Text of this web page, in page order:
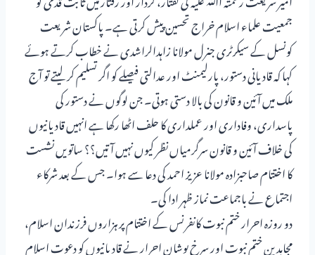
جمعیت علماء اسلام خراج تحسین پیش کرتی ہے۔ پاکستان شریعت
کونسل کے سیکرٹری جنرل مولانا زاہدالراشدی نے خطاب کرتے ہوئے
کہا کہ قادیانی دستور، پارلیمنٹ اور عدالتی فیصلے کو اگر تسلیم کر لیتے تو آج
ملک میں آئین و قانون کی بالا دستی ہوتی۔ جن لوگوں نے دستور کی
پاسداری، وفاداری اور عملداری کا حلف اٹھا رکھا ہے انہیں قادیانیوں
کی خلاف آئین و قانون سرگرمیاں نظر کیوں نہیں آتیں؟؟ ساتویں نشست
کا اختتام صاحبزادہ مولانا عزیز احمد کی دعا سے ہوا۔ جس کے بعد شرکاء
اجتماع نے باجماعت نماز ظہر ادا کی۔
دو روزہ احرار ختم نبوت کانفرنس کے اختتام پر ہزاروں فرزندان اسلام،
مجاہدین ختم نبوت اور سرخ پوشان احرار نے قادیانیوں کو دعوت اسلام